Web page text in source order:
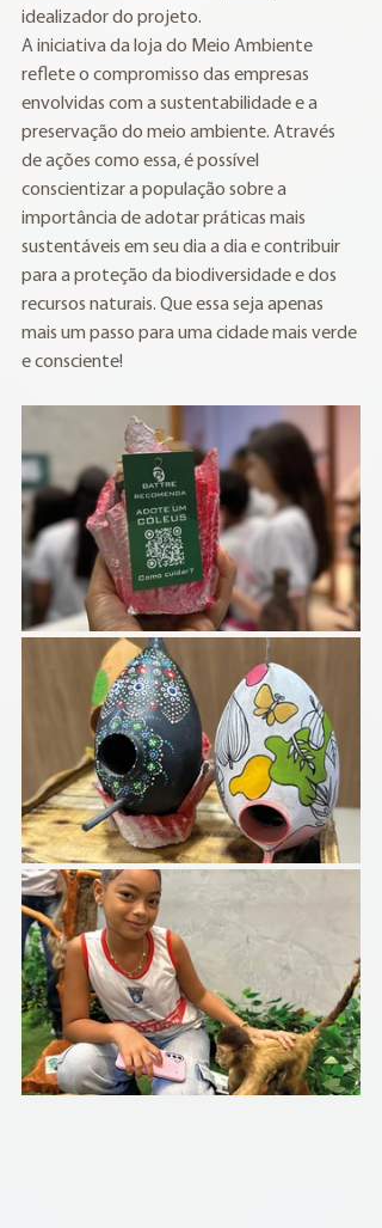
idealizador do projeto.
A iniciativa da loja do Meio Ambiente
reflete o compromisso das empresas
envolvidas com a sustentabilidade e a
preservação do meio ambiente. Através
de ações como essa, é possível
conscientizar a população sobre a
importância de adotar práticas mais
sustentáveis em seu dia a dia e contribuir
para a proteção da biodiversidade e dos
recursos naturais. Que essa seja apenas
mais um passo para uma cidade mais verde
e consciente!